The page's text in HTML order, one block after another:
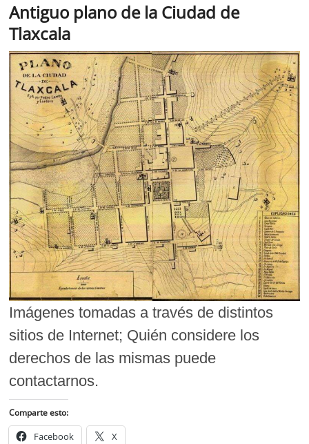
Antiguo plano de la Ciudad de
Tlaxcala
Imágenes tomadas a través de distintos
sitios de Internet; Quién considere los
derechos de las mismas puede
contactarnos.
Comparte esto:
Facebook X